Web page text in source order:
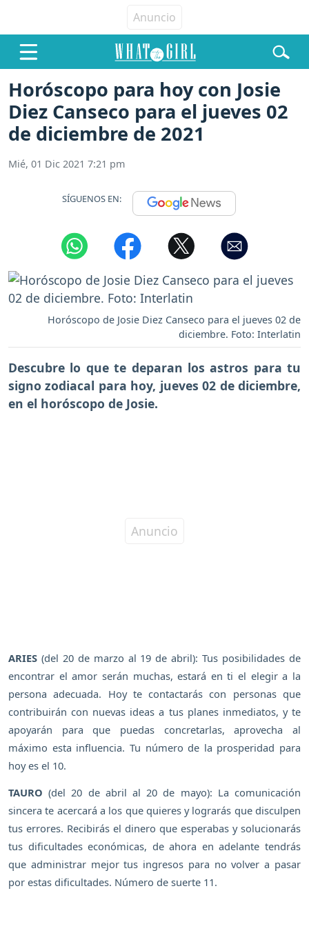
Horóscopo para hoy con Josie
Diez Canseco para el jueves 02
de diciembre de 2021
Mié, 01 Dic 2021 7:21 pm
SÍGUENOS EN:
Horóscopo de Josie Diez Canseco para el jueves 02 de
diciembre. Foto: Interlatin
Descubre lo que te deparan los astros para tu
signo zodiacal para hoy, jueves 02 de diciembre,
en el horóscopo de Josie.
ARIES (del 20 de marzo al 19 de abril): Tus posibilidades de
encontrar el amor serán muchas, estará en ti el elegir a la
persona adecuada. Hoy te contactarás con personas que
contribuirán con nuevas ideas a tus planes inmediatos, y te
apoyarán para que puedas concretarlas, aprovecha al
máximo esta influencia. Tu número de la prosperidad para
hoy es el 10.
TAURO (del 20 de abril al 20 de mayo): La comunicación
sincera te acercará a los que quieres y lograrás que disculpen
tus errores. Recibirás el dinero que esperabas y solucionarás
tus dificultades económicas, de ahora en adelante tendrás
que administrar mejor tus ingresos para no volver a pasar
por estas dificultades. Número de suerte 11.